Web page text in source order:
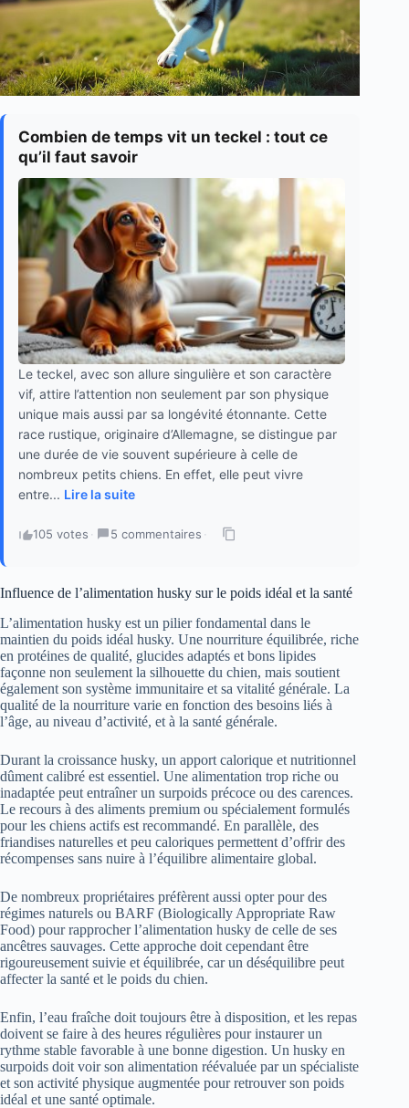
Combien de temps vit un teckel : tout ce
qu’il faut savoir
Le teckel, avec son allure singulière et son caractère
vif, attire l’attention non seulement par son physique
unique mais aussi par sa longévité étonnante. Cette
race rustique, originaire d’Allemagne, se distingue par
une durée de vie souvent supérieure à celle de
nombreux petits chiens. En effet, elle peut vivre
entre... Lire la suite
105 votes · 5 commentaires ·
Influence de l’alimentation husky sur le poids idéal et la santé
L’alimentation husky est un pilier fondamental dans le
maintien du poids idéal husky. Une nourriture équilibrée, riche
en protéines de qualité, glucides adaptés et bons lipides
façonne non seulement la silhouette du chien, mais soutient
également son système immunitaire et sa vitalité générale. La
qualité de la nourriture varie en fonction des besoins liés à
l’âge, au niveau d’activité, et à la santé générale.
Durant la croissance husky, un apport calorique et nutritionnel
dûment calibré est essentiel. Une alimentation trop riche ou
inadaptée peut entraîner un surpoids précoce ou des carences.
Le recours à des aliments premium ou spécialement formulés
pour les chiens actifs est recommandé. En parallèle, des
friandises naturelles et peu caloriques permettent d’offrir des
récompenses sans nuire à l’équilibre alimentaire global.
De nombreux propriétaires préfèrent aussi opter pour des
régimes naturels ou BARF (Biologically Appropriate Raw
Food) pour rapprocher l’alimentation husky de celle de ses
ancêtres sauvages. Cette approche doit cependant être
rigoureusement suivie et équilibrée, car un déséquilibre peut
affecter la santé et le poids du chien.
Enfin, l’eau fraîche doit toujours être à disposition, et les repas
doivent se faire à des heures régulières pour instaurer un
rythme stable favorable à une bonne digestion. Un husky en
surpoids doit voir son alimentation réévaluée par un spécialiste
et son activité physique augmentée pour retrouver son poids
idéal et une santé optimale.